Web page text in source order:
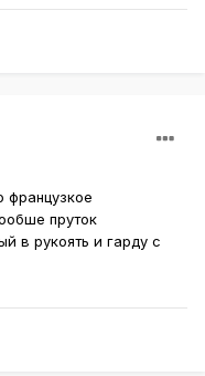
французкое
пруток
в рукоять и гарду с